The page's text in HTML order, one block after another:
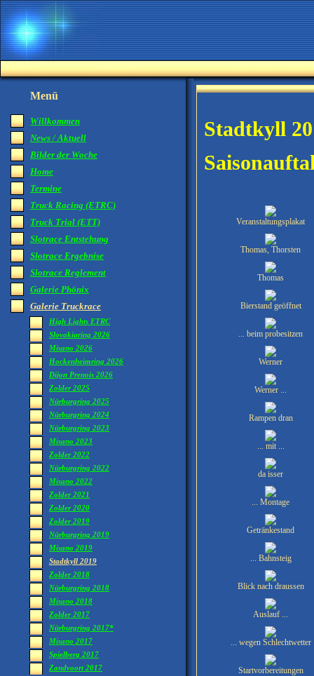
Menü
Willkommen
News / Aktuell
Bilder der Woche
Home
Termine
Truck Racing (ETRC)
Truck Trial (ETT)
Slotrace Entstehung
Slotrace Ergebnise
Slotrace Reglement
Galerie Phönix
Galerie Truckrace
High Lights ETRC
Slovakiaring 2026
Misano 2026
Hockenheimring 2026
Dijon Prenois 2026
Zolder 2025
Nürburgring 2025
Nürburgring 2024
Nürburgring 2023
Misano 2023
Zolder 2022
Nürburgring 2022
Misano 2022
Zolder 2021
Zolder 2020
Zolder 2019
Nürburgring 2019
Misano 2019
Stadtkyll 2019
Zolder 2018
Nürburgring 2018
Misano 2018
Zolder 2017
Nürburgring 2017*
Misano 2017
Spielberg 2017
Zandvoort 2017
Stadtkyll
Veranstaltungsplakat
Thomas, Thorsten
Thomas
Bierstand geöffnet
... beim probesitzen
Werner
Werner ...
Rampen dran
... mit ...
da isser
... Montage
Getränkestand
... Bahnsteig
Blick nach draussen
Auslauf ...
... wegen Schlechtwetter
Startvorbereitungen